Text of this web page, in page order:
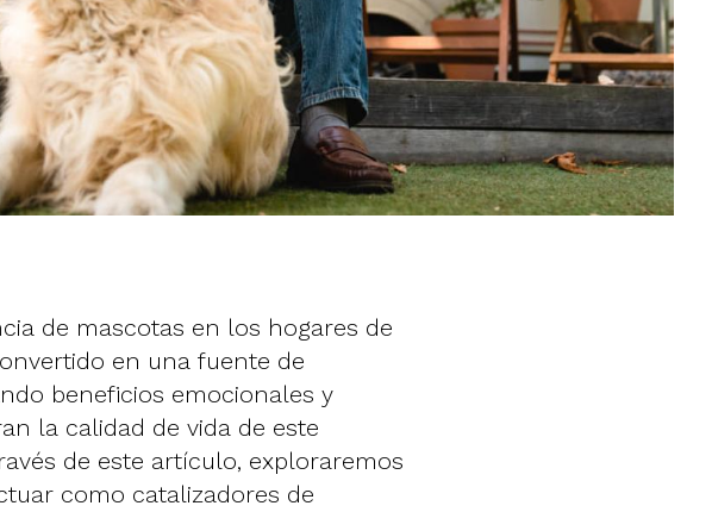
de mascotas en los hogares de
en una fuente de
beneficios emocionales y
la calidad de vida de este
de este artículo, exploraremos
como catalizadores de